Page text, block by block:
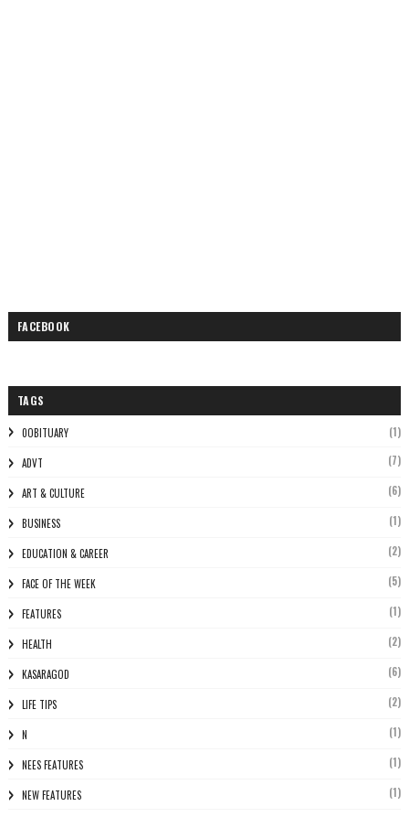
FACEBOOK
TAGS
0OBITUARY (1)
ADVT (7)
ART & CULTURE (6)
BUSINESS (1)
EDUCATION & CAREER (2)
FACE OF THE WEEK (5)
FEATURES (1)
HEALTH (2)
KASARAGOD (6)
LIFE TIPS (2)
N (1)
NEES FEATURES (1)
NEW FEATURES (1)